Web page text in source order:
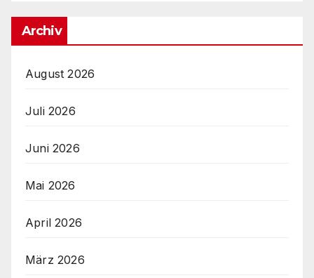
Archiv
August 2026
Juli 2026
Juni 2026
Mai 2026
April 2026
März 2026